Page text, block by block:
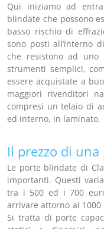
Qui iniziamo ad
blindate che possono
basso rischio di
sono posti all’interno
che resistono ad uno
strumenti semplici,
essere acquistate a
maggiori rivenditori
compresi un telaio di
ed interno, in laminato.
Il prezzo di
Le porte blindate di
importanti. Questi
tra i 500 ed i 700
arrivare attorno ai
Si tratta di porte